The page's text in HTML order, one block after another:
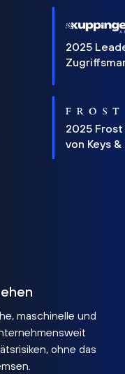
2025
2025 Frost
von Keys
maschinelle und
ohne das